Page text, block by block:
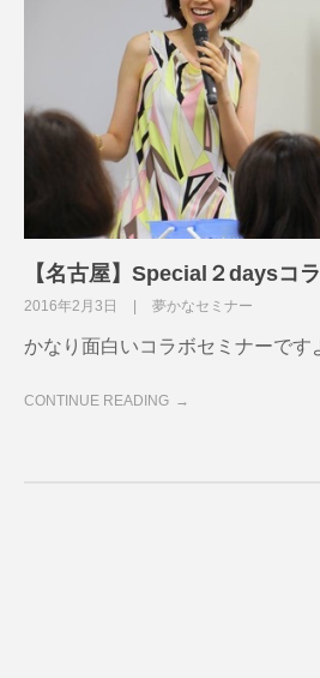
【名古屋】Special２daysコ
2016年2月3日 夢かなセミナー
かなり面白いコラボセミナーで
CONTINUE READING